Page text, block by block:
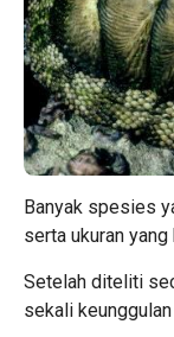
Banyak spesies
serta ukuran yang
Setelah diteliti
sekali